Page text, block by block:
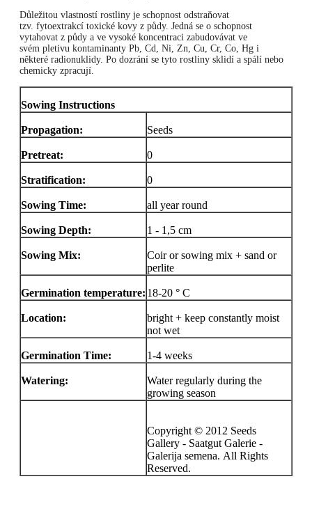
Důležitou vlastností rostliny je schopnost odstraňovat
tzv. fytoextrakcí toxické kovy z půdy. Jedná se o schopnost
vytahovat z půdy a ve vysoké koncentraci zabudovávat ve
svém pletivu kontaminanty Pb, Cd, Ni, Zn, Cu, Cr, Co, Hg i
některé radionuklidy. Po dozrání se tyto rostliny sklidí a spálí nebo
chemicky zpracují.
Sowing Instructions
Propagation: Seeds
Pretreat: 0
Stratification: 0
Sowing Time: all year round
Sowing Depth: 1 - 1,5 cm
Sowing Mix:
Coir or sowing mix + sand or
perlite
Germination temperature: 18-20 ° C
Location:
bright + keep constantly moist
not wet
Germination Time: 1-4 weeks
Watering:
Water regularly during the
growing season
Copyright © 2012 Seeds
Gallery - Saatgut Galerie -
Galerija semena. All Rights
Reserved.